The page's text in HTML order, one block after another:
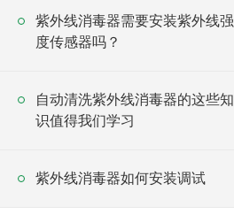
紫外线消毒器需要安装紫外线强
度传感器吗？
自动清洗紫外线消毒器的这些知
识值得我们学习
紫外线消毒器如何安装调试